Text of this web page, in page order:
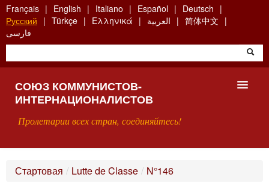
Skip
to
main
content
Français English Italiano Español
Deutsch
Русский
Türkçe Ελληνικά العربية
简体中文
فارسی
СОЮЗ КОММУНИСТОВ-
ИНТЕРНАЦИОНАЛИСТОВ
Пролетарии всех стран, соединяйтесь!
Стартовая / Lutte de Classe / N°146